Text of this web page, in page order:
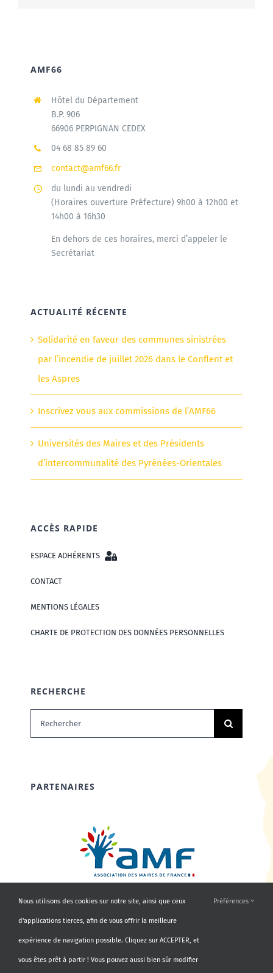
AMF66
Hôtel du Département
B.P. 906
66906 PERPIGNAN CEDEX
04 68 85 89 60
contact@amf66.fr
du lundi au vendredi
(Horaires ouverture Préfecture) 9h00 à 12h00 et
14h00 à 16h30
En dehors de ces horaires, merci d’appeler le
Secrétariat
ACTUALITÉ RÉCENTE
Solidarité en faveur des communes sinistrées
par l’incendie de juillet 2026 dans le Conflent et
les Aspres
Inscrivez vous aux commissions de l’AMF66
Universités des Maires et des Présidents
d’intercommunalité des Pyrénées-Orientales
ACCÈS RAPIDE
ESPACE ADHÉRENTS
CONTACT
MENTIONS LÉGALES
CHARTE DE PROTECTION DES DONNÉES PERSONNELLES
RECHERCHE
Rechercher:
PARTENAIRES
Nous utilisons des cookies sur notre site, ainsi que ceux
d'applications tierces, afin de vous offrir la meilleure
expérience de navigation possible. Cliquez sur ACCEPTER, et
vous êtes prêt à partir ! Vous pouvez aussi bien sûr modifier
Préférences